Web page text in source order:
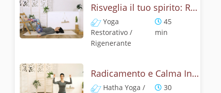
Risveglia il tuo spirito: Restorative yoga anti-fatica
Yoga
Restorativo /
Rigenerante
45
min
Radicamento e Calma Interiore: Yoga con Apana Vayu
Hatha Yoga /
30